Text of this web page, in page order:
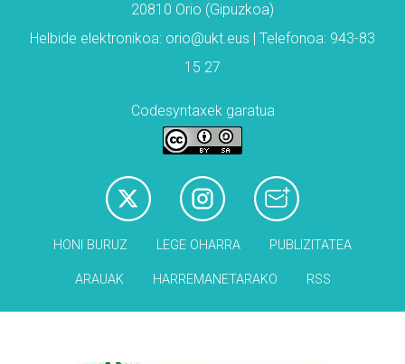
20810 Orio (Gipuzkoa)
Helbide elektronikoa: orio@ukt.eus | Telefonoa: 943-83
15 27
Codesyntaxek garatua
HONI BURUZ LEGE OHARRA PUBLIZITATEA
ARAUAK HARREMANETARAKO RSS